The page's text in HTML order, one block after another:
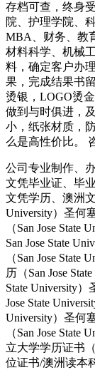
存档可查，终身
院、护理学院、
MBA、财务、教
材料科学、机械
料，确定客户办
果，完成结果书
烫银，LOGO烫
做到与时俱进，
小，纸张材质，
么是高性价比。
公司专业制作、
文凭毕业证、毕
文凭学历、澳洲
University）圣何
（San Jose
San Jose State
（San Jose
历（San Jose
State University
Jose State
University）圣何
（San Jose
立大学学历证书
位证书/澳洲读本